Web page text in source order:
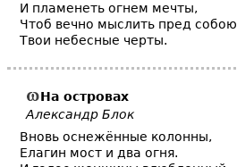
И пламенеть огнем мечты,
Чтоб вечно мыслить пред собою
Твои небесные черты.
На островах
Александр Блок
Вновь оснежённые колонны,
Елагин мост и два огня.